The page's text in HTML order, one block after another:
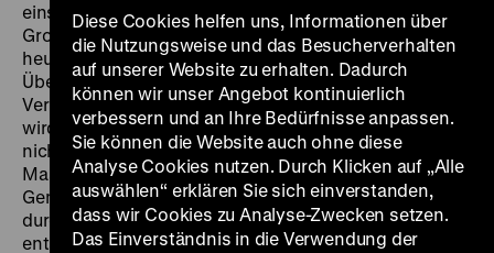
einstigen Großfürstentums von Russland in Folge der
Großen Sozialistischen Oktoberrevolution, ist bis
heute ein kollektives Trauma – am Rande zum Tabu.
Über die Hintergründe des Bürgerkriegs wie dessen
Verlauf, den Riss zwischen den Roten und den Weißen
wird bevorzugt in vagen Phrasen gesprochen, wenn
nicht gleich ganz geschwiegen. Man weiß, dass es
Massaker gab und Konzentrationslager; dass Familien,
Gemeinden, Landstriche innerlich zerrissen wurden
durch die Ereignisse. Man weiß auch, wer den Krieg
entschieden hat: das Deutsche Reich durch die
Diese Cookies helfen uns, Informationen über
die Nutzungsweise und das Besucherverhalten
auf unserer Website zu erhalten. Dadurch
können wir unser Angebot kontinuierlich
verbessern und an Ihre Bedürfnisse anpassen.
Sie können die Website auch ohne diese
Analyse Cookies nutzen. Durch Klicken auf „Alle
auswählen“ erklären Sie sich einverstanden,
dass wir Cookies zu Analyse-Zwecken setzen.
Das Einverständnis in die Verwendung der